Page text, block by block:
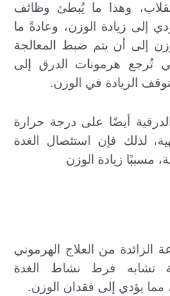
وهذا ما يُبطئ وظائف
إلى زيادة الوزن، وعادةً ما
إلى أن يتم ضبط المعالجة
تُرجع هرمونات الدرق إلى
الزيادة في الوزن.
أيضًا على درجة حرارة
لذلك فإن استئصال الغدة
مسببًا زيادة الوزن
الزائدة من العلاج الهرموني
تشابه فرط نشاط الغدة